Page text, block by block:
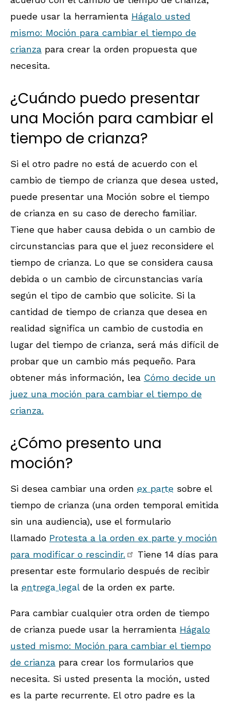
puede usar la herramienta Hágalo usted
mismo: Moción para cambiar el tiempo de
crianza para crear la orden propuesta que
necesita.
¿Cuándo puedo presentar
una Moción para cambiar el
tiempo de crianza?
Si el otro padre no está de acuerdo con el
cambio de tiempo de crianza que desea usted,
puede presentar una Moción sobre el tiempo
de crianza en su caso de derecho familiar.
Tiene que haber causa debida o un cambio de
circunstancias para que el juez reconsidere el
tiempo de crianza. Lo que se considera causa
debida o un cambio de circunstancias varía
según el tipo de cambio que solicite. Si la
cantidad de tiempo de crianza que desea en
realidad significa un cambio de custodia en
lugar del tiempo de crianza, será más difícil de
probar que un cambio más pequeño. Para
obtener más información, lea Cómo decide un
juez una moción para cambiar el tiempo de
crianza.
¿Cómo presento una
moción?
Si desea cambiar una orden ex parte sobre el
tiempo de crianza (una orden temporal emitida
sin una audiencia), use el formulario
llamado Protesta a la orden ex parte y moción
para modificar o rescindir.
Tiene 14 días para
presentar este formulario después de recibir
la entrega legalde la orden ex parte.
Para cambiar cualquier otra orden de tiempo
de crianza puede usar la herramienta Hágalo
usted mismo: Moción para cambiar el tiempo
de crianza para crear los formularios que
necesita. Si usted presenta la moción, usted
es la parte recurrente. El otro padre es la